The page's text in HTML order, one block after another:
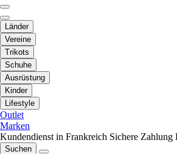
Länder
Vereine
Trikots
Schuhe
Ausrüstung
Kinder
Lifestyle
Outlet
Marken
Kundendienst in Frankreich Sichere Zahlung
Suchen